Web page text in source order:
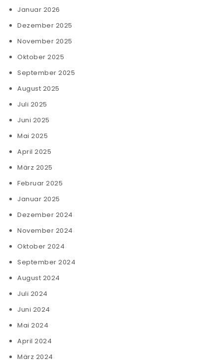
Januar 2026
Dezember 2025
November 2025
Oktober 2025
September 2025
August 2025
Juli 2025
Juni 2025
Mai 2025
April 2025
März 2025
Februar 2025
Januar 2025
Dezember 2024
November 2024
Oktober 2024
September 2024
August 2024
Juli 2024
Juni 2024
Mai 2024
April 2024
März 2024